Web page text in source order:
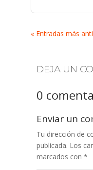
« Entradas más
DEJA UN
0
Enviar un
Tu dirección de
publicada. Los
marcados con *